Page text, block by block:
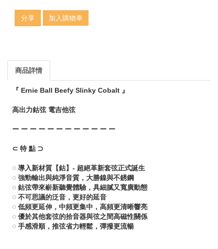
分享 加入購物車
商品詳情
『 Ernie Ball Beefy Slinky Cobalt 』
高出力鈷弦 電吉他弦
ー ー ー ー ー ー ー ー ー ー ー ー
⊂ 特 點 ⊃
◌ 導入新材質【鈷】- 超絕革新套弦正式誕生
◌ 強勁輸出與純淨音質，大勝鎳與不銹鋼
◌ 鈷弦帶來嶄新聽覺體驗，具細膩又寬廣動態
◌ 不可思議的泛音，更好的延音
◌ 低頻更延伸，中頻更集中，高頻更清晰響亮
◌ 優於其他套弦的拾音器與弦之間高磁性關係
◌ 手感滑順，推弦省力輕鬆，彈撥更流暢